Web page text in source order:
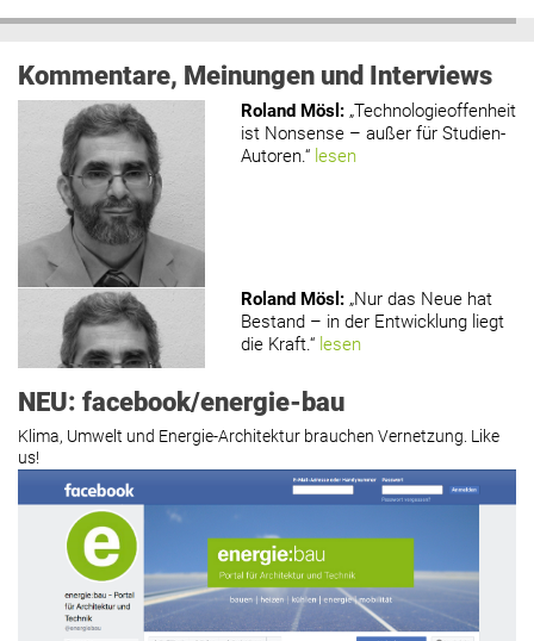
Kommentare, Meinungen und Interviews
Roland Mösl : „Technologieoffenheit
ist Nonsense – außer für Studien-
Autoren.“ lesen
Roland Mösl : „Nur das Neue hat
Bestand – in der Entwicklung liegt
die Kraft.“ lesen
Roland Mösl: „Man wollte wohl
Kasse machen statt neue Produkte
erfinden.“ lesen
NEU: facebook/energie-bau
Klima, Umwelt und Energie-Architektur brauchen Vernetzung. Like
us!